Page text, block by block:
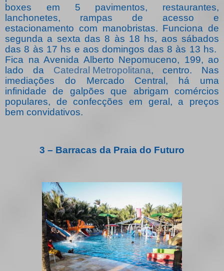
boxes em 5 pavimentos, restaurantes,
lanchonetes, rampas de acesso e
estacionamento com manobristas. Funciona de
segunda a sexta das 8 às 18 hs, aos sábados
das 8 às 17 hs e aos domingos das 8 às 13 hs.
Fica na Avenida Alberto Nepomuceno, 199, ao
lado da Catedral Metropolitana, centro. Nas
imediações do Mercado Central, há uma
infinidade de galpões que abrigam comércios
populares, de confecções em geral, a preços
bem convidativos.
3 – Barracas da Praia do Futuro